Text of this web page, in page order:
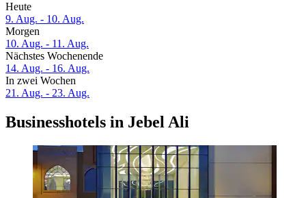
Heute
9. Aug. - 10. Aug.
Morgen
10. Aug. - 11. Aug.
Nächstes Wochenende
14. Aug. - 16. Aug.
In zwei Wochen
21. Aug. - 23. Aug.
Businesshotels in Jebel Ali